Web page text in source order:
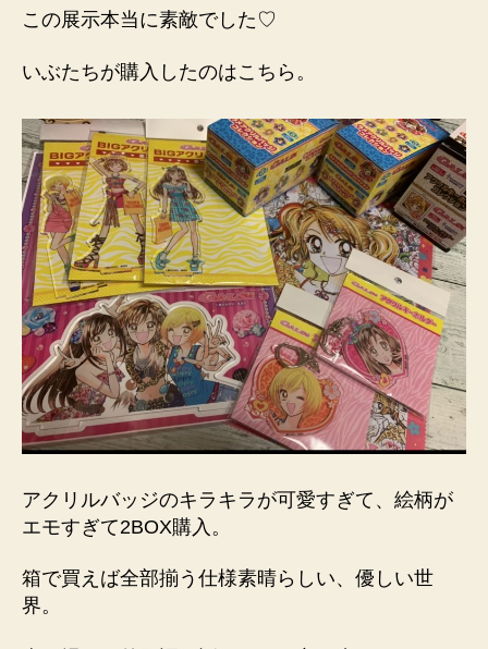
この展示本当に素敵でした♡
いぶたちが購入したのはこちら。
アクリルバッジのキラキラが可愛すぎて、絵柄が
エモすぎて2BOX購入。
箱で買えば全部揃う仕様素晴らしい、優しい世
界。